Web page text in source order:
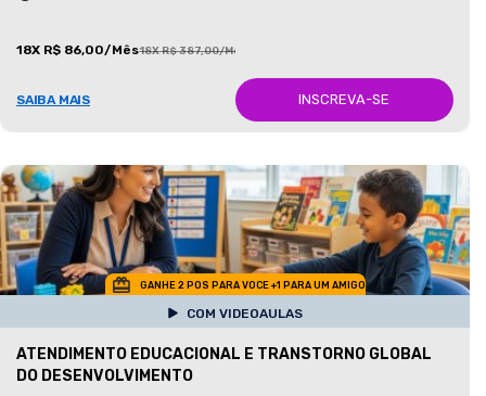
18X R$ 86,00/Mês18X R$ 387,00/Mês
SAIBA MAIS INSCREVA-SE
GANHE 2 POS PARA VOCE +1 PARA UM AMIGO
COM VIDEOAULAS
ATENDIMENTO EDUCACIONAL E TRANSTORNO GLOBAL
DO DESENVOLVIMENTO